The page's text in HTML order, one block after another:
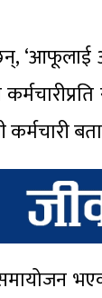
‘आफूलाई
कर्मचारी